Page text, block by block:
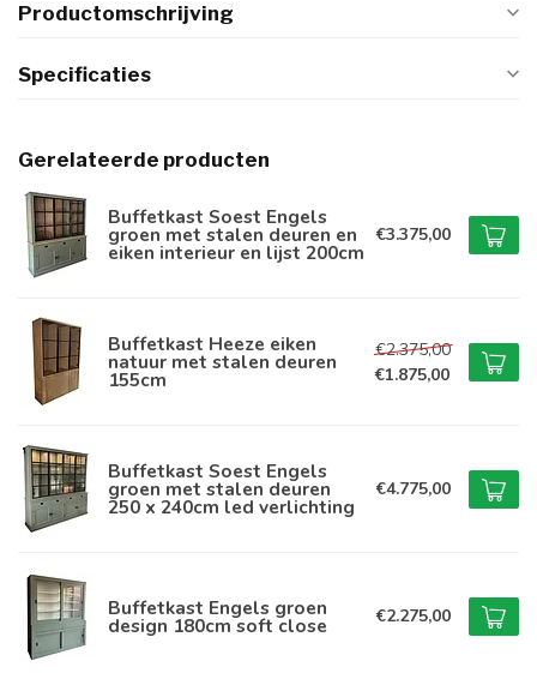
Productomschrijving
Specificaties
Gerelateerde producten
Buffetkast Soest Engels
groen met stalen deuren en
eiken interieur en lijst 200cm
€3.375,00
Buffetkast Heeze eiken
natuur met stalen deuren
155cm
€2.375,00
€1.875,00
Buffetkast Soest Engels
groen met stalen deuren
250 x 240cm led verlichting
€4.775,00
Buffetkast Engels groen
design 180cm soft close €2.275,00